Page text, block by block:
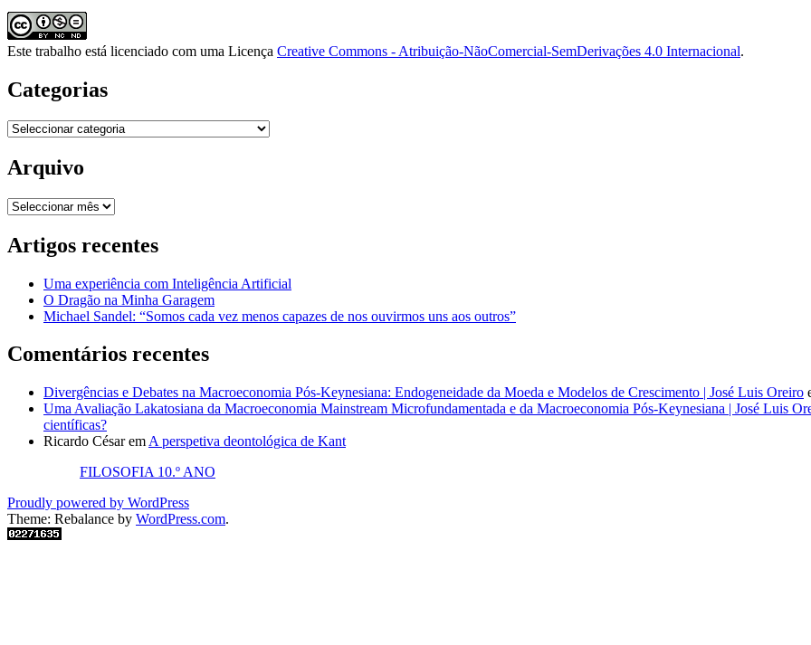
Este trabalho está licenciado com uma Licença Creative Commons - Atribuição-NãoComercial-SemDerivações 4.0 Internacional.
Categorias
Categorias
Arquivo
Arquivo
Artigos recentes
Uma experiência com Inteligência Artificial
O Dragão na Minha Garagem
Michael Sandel: “Somos cada vez menos capazes de nos ouvirmos uns aos outros”
Comentários recentes
Divergências e Debates na Macroeconomia Pós-Keynesiana: Endogeneidade da Moeda e Modelos de Crescimento | José Luis Oreiro
Uma Avaliação Lakatosiana da Macroeconomia Mainstream Microfundamentada e da Macroeconomia Pós-Keynesiana | José Luis
científicas?
Ricardo Césarem A perspetiva deontológica de Kant
FILOSOFIA 10.º ANO
Proudly powered by WordPress
Theme: Rebalance by WordPress.com.